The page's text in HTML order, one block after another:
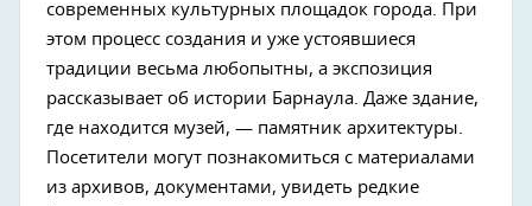
современных культурных площадок города. При
этом процесс создания и уже устоявшиеся
традиции весьма любопытны, а экспозиция
рассказывает об истории Барнаула. Даже здание,
где находится музей, — памятник архитектуры.
Посетители могут познакомиться с материалами
из архивов, документами, увидеть редкие